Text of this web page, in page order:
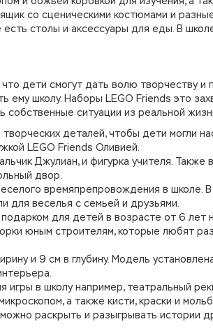
со сценическими костюмами и
столы и аксессуары для еды. В
дети смогут дать волю творчеству и
ему школу. Наборы LEGO Friends это
ситуации из реальной
деталей, чтобы дети могли
LEGO Friends Оливией.
Джулиан, и фигурка учителя. Также
двор.
времяпрепровождения в школе.
для веселья с семьей и друзьями.
для детей в возрасте от 6 лет
юным строителям, которые любят
и 9 см в глубину. Модель
в школу например, театральный
а также кисти, краски и
раскрыть и разыгрывать истории